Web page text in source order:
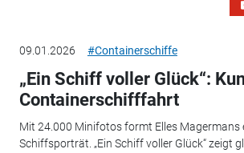
09.01.2026 #Containerschiffe
„Ein Schiff voller Glück“:
Containerschifffahrt
Mit 24.000 Minifotos formt Elles Magermans
Schiffsporträt. „Ein Schiff voller Glück“ zeigt